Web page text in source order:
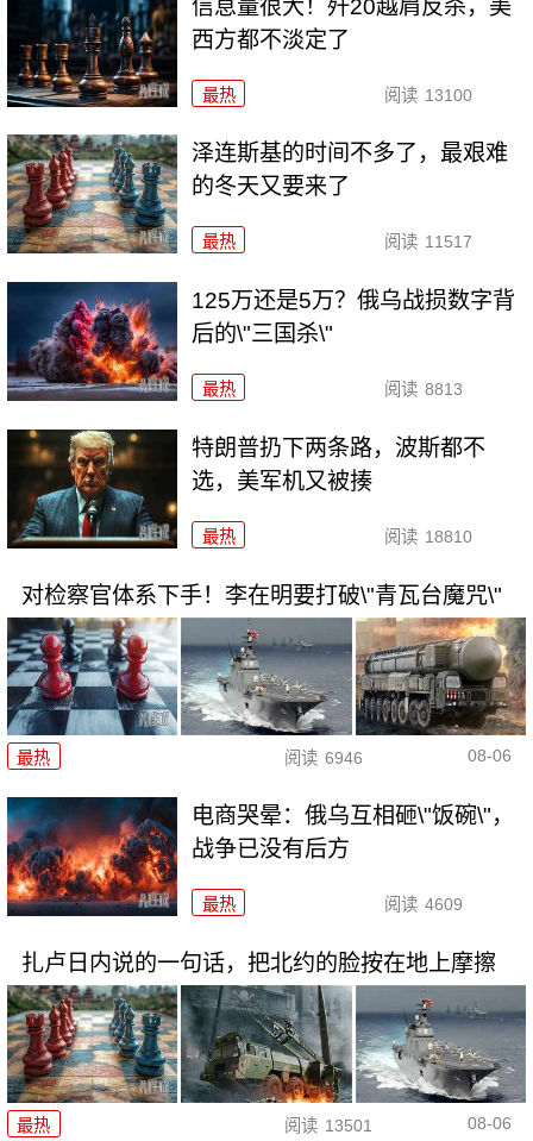
信息量很大！歼20越肩反杀，美
西方都不淡定了
最热 阅读 13100
泽连斯基的时间不多了，最艰难
的冬天又要来了
最热 阅读 11517
125万还是5万？俄乌战损数字背
后的\"三国杀\"
最热 阅读 8813
特朗普扔下两条路，波斯都不
选，美军机又被揍
最热 阅读 18810
对检察官体系下手！李在明要打破\"青瓦台魔咒\"
最热 阅读 6946 08-06
电商哭晕：俄乌互相砸\"饭碗\"，
战争已没有后方
最热 阅读 4609
扎卢日内说的一句话，把北约的脸按在地上摩擦
最热 阅读 13501 08-06